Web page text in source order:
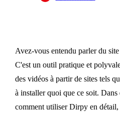
Avez-vous entendu parler du
C'est un outil pratique et
des vidéos à partir de sites tels
à installer quoi que ce soit. Dans
comment utiliser Dirpy en